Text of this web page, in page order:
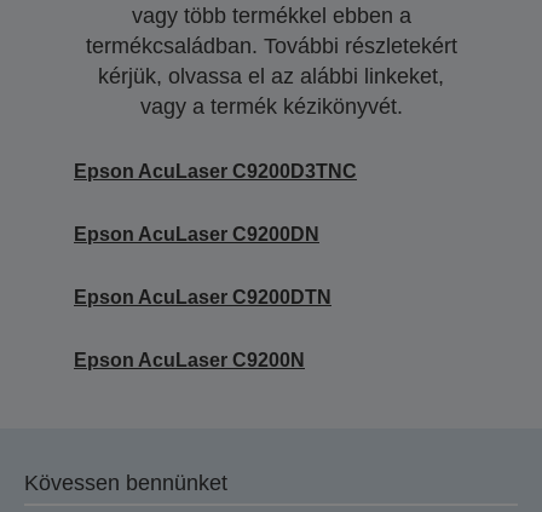
vagy több termékkel ebben a
termékcsaládban. További részletekért
kérjük, olvassa el az alábbi linkeket,
vagy a termék kézikönyvét.
Epson AcuLaser C9200D3TNC
Epson AcuLaser C9200DN
Epson AcuLaser C9200DTN
Epson AcuLaser C9200N
Kövessen bennünket